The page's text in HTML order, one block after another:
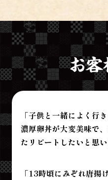
「子供と一緒によく行
濃厚卵丼が大変美味で
たリピートしたいと思い
「13時頃にみぞれ唐揚